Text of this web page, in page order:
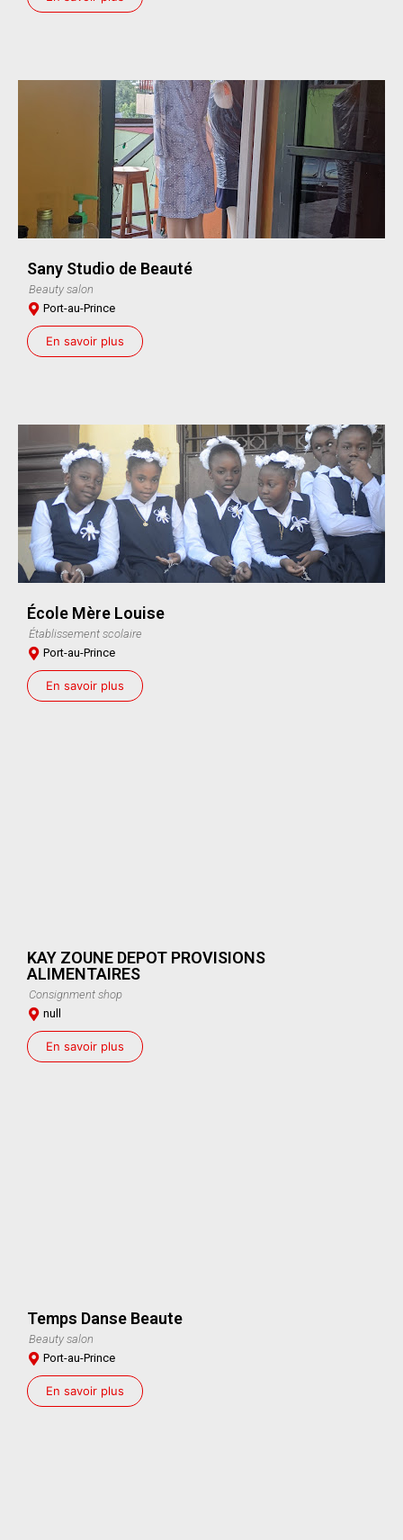
Sany Studio de Beauté
Beauty salon
Port-au-Prince
En savoir plus
École Mère Louise
Établissement scolaire
Port-au-Prince
En savoir plus
KAY ZOUNE DEPOT PROVISIONS
ALIMENTAIRES
Consignment shop
null
En savoir plus
Temps Danse Beaute
Beauty salon
Port-au-Prince
En savoir plus